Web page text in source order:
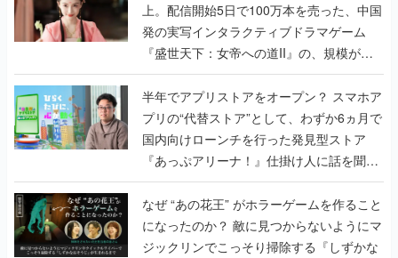
上。配信開始5日で100万本を売った、中国
発の実写インタラクティブドラマゲーム
『盛世天下：女帝への道II』の、規模が違
うこだわりをプロデューサーに聞いた
半年でアプリストアをオープン？ スマホア
プリの“代替ストア”として、わずか6ヵ月で
国内向けローンチを行った発見型ストア
『あっぷアリーナ！』仕掛け人に話を聞い
てみた
なぜ “あの花王” がホラーゲームを作ること
になったのか？ 敵に見つからないようにマ
ジックリンでこっそり掃除する『しずかな